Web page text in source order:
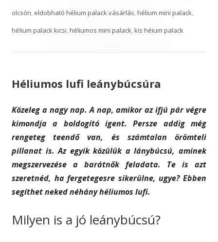
i
s
d
g
o
e
a
g
olcsón, eldobható hélium palack vásárlás,hélium mini palack,
hélium palack kicsi,héliumos mini palack,kis héium palack
Héliumos lufi leánybúcsúra
Közeleg a nagy nap. A nap, amikor az ifjú pár végre
kimondja a boldogító igent. Persze addig még
rengeteg teendő van, és számtalan örömteli
pillanat is. Az egyik közülük a lánybúcsú, aminek
megszervezése a barátnők feladata. Te is azt
szeretnéd, ha fergetegesre sikerülne, ugye? Ebben
segíthet neked néhány héliumos lufi.
Milyen is a jó leánybúcsú?